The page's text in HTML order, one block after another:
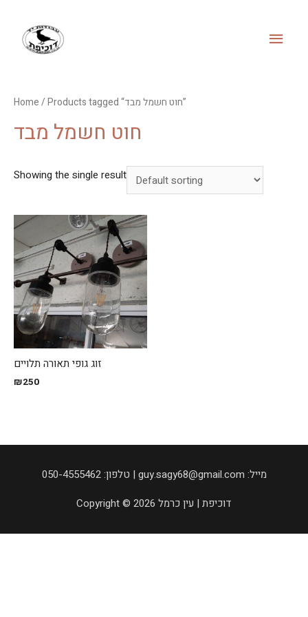
Home / Products tagged “חוט חשמל מבד”
חוט חשמל מבד
Showing the single result
זוג גופי תאורה תלויים
₪250
050-4555462 :טלפון | guy.sagy68@gmail.com :מייל
Copyright © 2026 דוכיפת | עין כרמל